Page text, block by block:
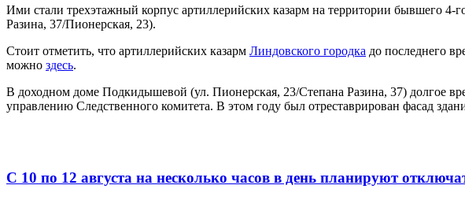
Ими стали трехэтажный корпус артиллерийских казарм на территории бывшего
Разина, 37/Пионерская, 23).
Стоит отметить, что артиллерийских казарм Линдовского городка до последнего
можно здесь.
В доходном доме Подкидышевой (ул. Пионерская, 23/Степана Разина, 37) долгое
управлению Следственного комитета. В этом году был отреставрирован фасад
С 10 по 12 августа на несколько часов в день планируют